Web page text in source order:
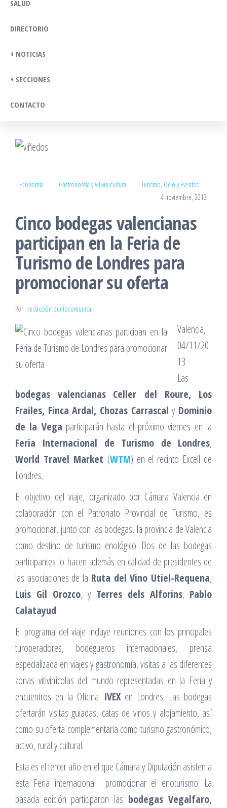
SALUD
DIRECTORIO
+ NOTICIAS
+ SECCIONES
CONTACTO
Economía Gastronomía y Vitivinicultura
Turismo, Ocio y Eventos
4 noviembre, 2013
Cinco bodegas valencianas
participan en la Feria de
Turismo de Londres para
promocionar su oferta
Por redacción puntocomunica
Valencia,
04/11/20
13
Las
bodegas valencianas Celler del Roure, Los
Frailes, Finca Ardal, Chozas CarrascalyDominio
de la Vega participarán hasta el próximo viernes en la
Feria Internacional de Turismo de Londres,
World Travel Market (WTM) en el recinto Excell de
Londres.
El objetivo del viaje, organizado por Cámara Valencia en
colaboración con el Patronato Provincial de Turismo, es
promocionar, junto con las bodegas, la provincia de Valencia
como destino de turismo enológico. Dos de las bodegas
participantes lo hacen además en calidad de presidentes de
las asociaciones de la Ruta del Vino Utiel-Requena,
Luis Gil Orozco, yTerres dels Alforins, Pablo
Calatayud.
El programa del viaje incluye reuniones con los principales
turoperadores, bodegueros internacionales, prensa
especializada en viajes y gastronomía, visitas a las diferentes
zonas vitivinícolas del mundo representadas en la Feria y
encuentros en la Oficina IVEXen Londres. Las bodegas
ofertarán visitas guiadas, catas de vinos y alojamiento, así
como su oferta complementaria como turismo gastronómico,
activo, rural y cultural.
Esta es el tercer año en el que Cámara y Diputación asisten a
esta Feria internacional promocionar el enoturismo. La
pasada edición participaron las bodegas Vegalfaro,